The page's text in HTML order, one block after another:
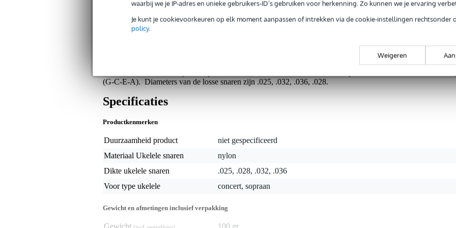
waarbij we je IP-adres en unieke gebruikers-ID’s gebruiken voor herkenning. Zo kunnen we je ervaring
Je kunt je cookievoorkeuren op elk moment aanpassen of intrekken via de cookie-instellingen rechtsonder
policy.
Weigeren
Op dit product krijg je alleen garantie op fabrieksfouten.
GHS H-10 Black Nylon Soprano/Concert snaren zijn ontworpen om het traditionele gevoel van een
nylonsnaar te leveren met een duidelijke, maar toch 'mellow' toon. Deze snaren zijn geschikt voor
beginners als professionals en zijn een goede keuze voor spelers die van een wat lagere snaarspanning houden.
(G-C-E-A). Diameters van de losse snaren zijn .025, .032, .036, .028.
Specificaties
Productkenmerken
Duurzaamheid product
niet gespecificeerd
Materiaal Ukelele snaren
nylon
Dikte ukelele snaren
.025, .028, .032, .036
Voor type ukelele
concert, sopraan
Gewicht en afmetingen inclusief verpakking